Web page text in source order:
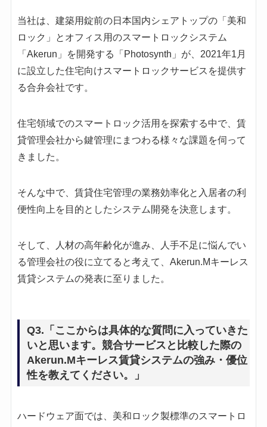
当社は、建築用錠前の日本国内シェアトップの「美和
ロック」とオフィス用のスマートロックシステム
「Akerun」を開発する「Photosynth」が、2021年1月
に設立した住宅向けスマートロックサービスを提供す
る合弁会社です。
住宅領域でのスマートロック活用を探索する中で、賃
貸管理会社から鍵管理にまつわる様々な課題を伺って
きました。
そんな中で、賃貸住宅管理の業務効率化と入居者の利
便性向上を目的としたシステム開発を決意します。
そして、人材の高年齢化が進み、人手不足に悩んでい
る管理会社の役に立てると考えて、Akerun.Mキーレス
賃貸システムの発表に至りました。
Q3.「ここからは具体的な質問に入っていきた
いと思います。競合サービスと比較した際の
Akerun.Mキーレス賃貸システムの強み・優位
性を教えてください。」
ハードウェア面では、美和ロック製標準のスマートロ